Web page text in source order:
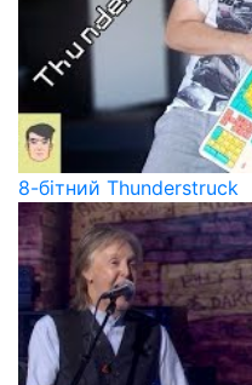
8-бітний Thunderstruck